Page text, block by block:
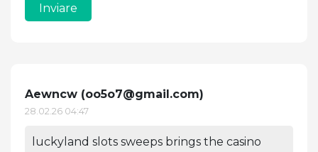
Inviare
Aewncw (oo5o7@gmail.com)
28.02.26 04:47
luckyland slots sweeps brings the casino